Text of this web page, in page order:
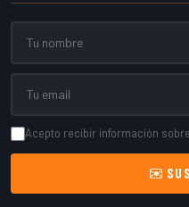
Acepto recibir información